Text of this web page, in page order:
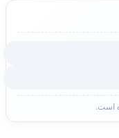
است.